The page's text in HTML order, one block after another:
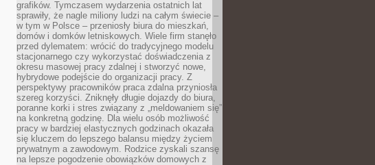
grafików. Tymczasem wydarzenia ostatnich lat
sprawiły, że nagle miliony ludzi na całym świecie –
w tym w Polsce – przeniosły biura do mieszkań,
domów i domków letniskowych. Wiele firm stanęło
przed dylematem: wrócić do tradycyjnego modelu
stacjonarnego czy wykorzystać doświadczenia z
okresu masowej pracy zdalnej i stworzyć nowe,
hybrydowe podejście do organizacji pracy. Z
perspektywy pracowników praca zdalna przyniosła
szereg korzyści. Zniknęły długie dojazdy do biura,
poranne korki i stres związany z „meldowaniem się”
na konkretną godzinę. Dla wielu osób możliwość
pracy w bardziej elastycznych godzinach okazała
się kluczem do lepszego balansu między życiem
prywatnym a zawodowym. Rodzice zyskali szansę
na lepsze pogodzenie obowiązków domowych z